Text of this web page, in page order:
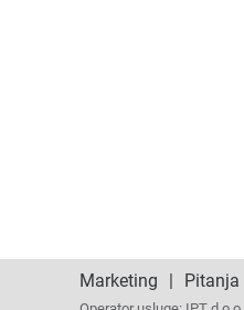
Marketing | Pitanja